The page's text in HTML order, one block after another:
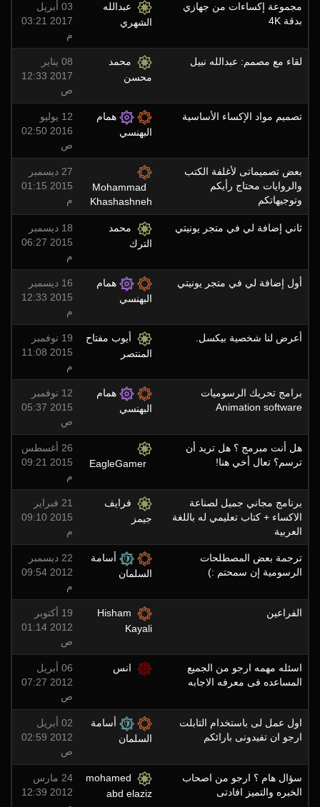
مجموعة إكساءات من جهازي
بدقة 4K
عبدالله
الشهري
03 أبريل
2017 03:21
م
لقاء مع مصمم: عبدالله نبيل
محمد
محسن
08 يناير
2017 12:33
ص
تصميم مواد الإكساء الأساسية
همام
البهنسي
12 يوليو
2016 02:50
ص
بعض تصميماتى لأغلفة الكتب
والروايات محتاج رأيكم
وتوجيهاتكم
Mohammad
Khashashneh
27 ديسمبر
2015 01:15
م
ثاني إضافة لي في متجر يونيتي
محمد
الترك
18 ديسمبر
2015 06:27
م
أول إضافة لي في متجر يونيتي
همام
البهنسي
16 ديسمبر
2015 12:33
م
أعرض لنا شخصية بيكسل.
أيوب مفتاح
المنتصر
19 نوفمبر
2015 11:08
م
برامج تحريك الرسوميات
Animation software
همام
البهنسي
12 نوفمبر
2015 05:37
ص
هل أنت مبرمج ؟ هل تريد أن
ترسم؟ تعال أخي هنا!
26 أغسطس
2015 09:21
م
برنامج مجاني جميل لصناعة
الاكساء + كتاب تعليمي له باللغة
العربية
فرايف
جيمز
21 فبراير
2015 09:10
م
ترجمة بعض المصطلحات
الرسومية إن سمحتم :)
أسامة
السلمان
22 ديسمبر
2012 09:54
م
الفراعين
Hisham
Kayali
19 أكتوبر
2012 01:14
ص
اسئله مهمه ارجو من الجميع
المساعده فى معرفه الاجابه
انس
06 أبريل
2012 07:27
ص
اول عمل لى باستخدام التابلت
ارجو ان تفيدونى بارائكم
أسامة
السلمان
02 أبريل
2012 02:59
ص
سؤال هام ؟ ارجو من اصحاب
الخبره والتميز افادتى
mohamed
abd elaziz
24 مارس
2012 12:39